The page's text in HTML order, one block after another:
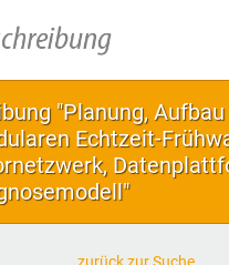
"Planung,
Echtzeit-